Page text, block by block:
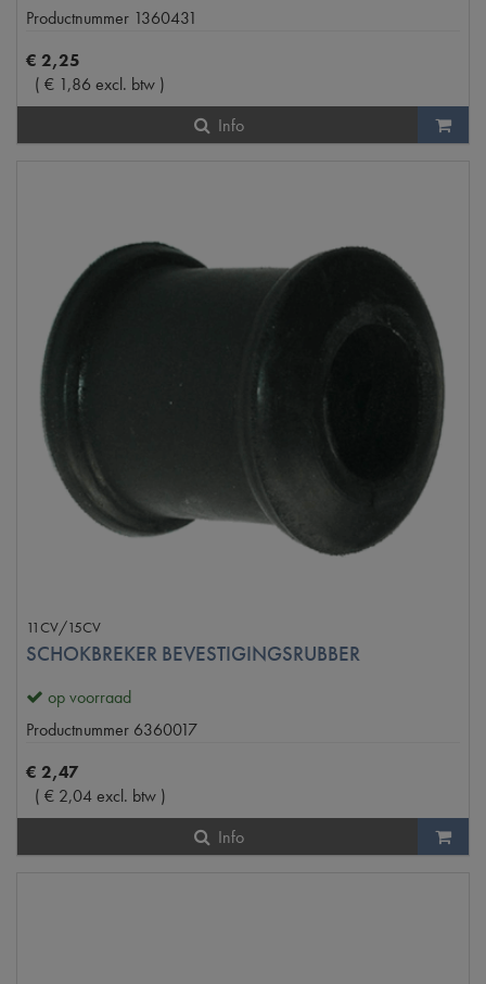
Productnummer 1360431
€ 2,25
( € 1,86 excl. btw )
Info
11CV/15CV
SCHOKBREKER BEVESTIGINGSRUBBER
op voorraad
Productnummer 6360017
€ 2,47
( € 2,04excl. btw )
Info